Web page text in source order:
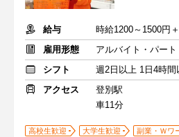
給与
時給1200～1500円
雇用形態
アルバイト・パート
シフト
週2日以上 1日4時間
アクセス
登別駅
車11分
高校生歓迎 大学生歓迎
副業・Ｗワ